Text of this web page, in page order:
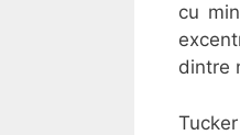
cu
dintre